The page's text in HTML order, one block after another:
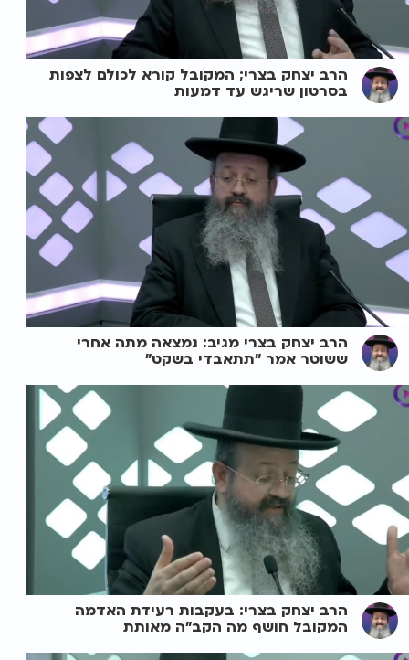
הרב יצחק בצרי; המקובל קורא לכולם לצפות
בסרטון שריגש עד דמעות
הרב יצחק בצרי מגיב: נמצאה מתה אחרי
ששוטר אמר "תתאבדי בשקט"
הרב יצחק בצרי: בעקבות רעידת האדמה
המקובל חושף מה הקב"ה מאותת